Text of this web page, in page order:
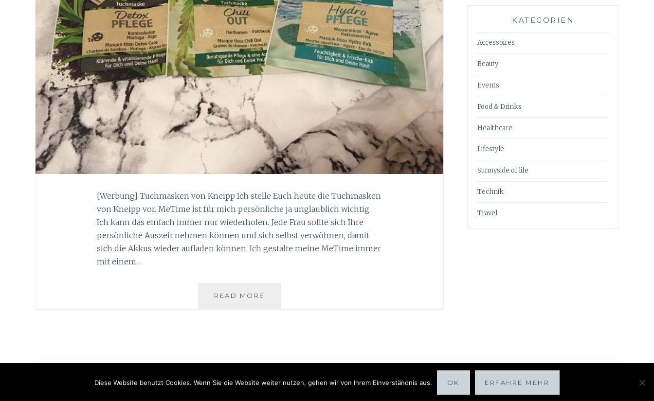
[Werbung] Tuchmasken von Kneipp Ich stelle Euch heute die Tuchmasken
von Kneipp vor. MeTime ist für mich persönliche ja unglaublich wichtig.
Ich kann das einfach immer nur wiederholen. Jede Frau sollte sich Ihre
persönliche Auszeit nehmen können und sich selbst verwöhnen, damit
sich die Akkus wieder aufladen können. Ich gestalte meine MeTime immer
mit einem…
READ MORE
KATEGORIEN
Accessoires
Beauty
Events
Food & Drinks
Healthcare
Lifestyle
Sunnyside of life
Technik
Travel
Proudly powered by WordPress|Theme: Anissa byAlienWP.
Diese Website benutzt Cookies. Wenn Sie die Website weiter nutzen, gehen wir von Ihrem Einverständnis aus. OK ERFAHRE MEHR